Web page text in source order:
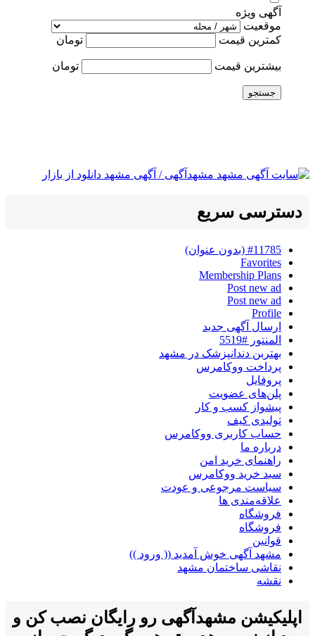
آگهی ویژه
موقعیت
کمترین قیمت
تومان
بیشترین قیمت تومان
جستجو
دسترسی سریع
#11785 (بدون عنوان)
Favorites
Membership Plans
Post new ad
Post new ad
Profile
ارسال آگهی جدید
المنتور #5519
بهتربن دندانپزشک در مشهد
پرداخت ووکامرس
پروفایل
پلن‌های عضویت
پیشواز کسب و کار
تولیدی کیف
حساب کاربری ووکامرس
درباره ما
راهنمای خرید امن
سبد خرید ووکامرس
سیاست مرجوعی و عودت
علاقه‌مندی ها
فروشگاه
فروشگاه
قوانین
مشهد آگهی خوش آمدید (( ورود ))
نقاشی ساختمان مشهد
نقشه
اپلیکیشن مشهدآگهی رو رایگان نصب کن و